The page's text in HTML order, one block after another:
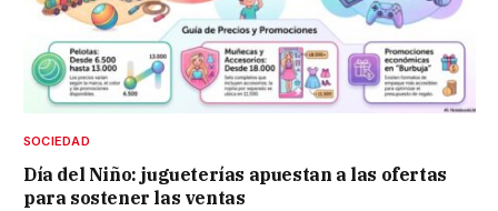
SOCIEDAD
Día del Niño: jugueterías apuestan a las ofertas
para sostener las ventas